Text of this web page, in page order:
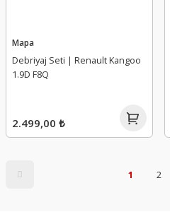
Mapa
Debriyaj Seti | Renault Kangoo
1.9D F8Q
2.499,00 ₺
1 2